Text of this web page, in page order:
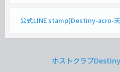
公式LINE stamp[Destiny-acro-
ホストクラブ